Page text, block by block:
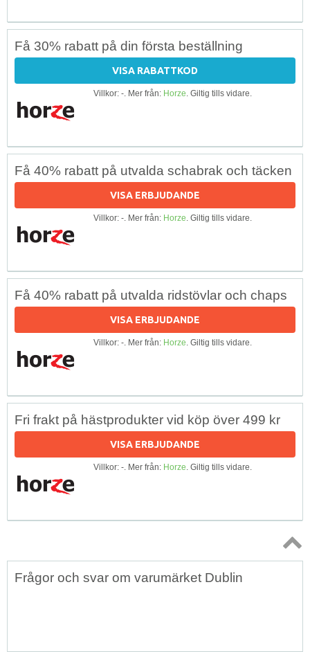
Få 30% rabatt på din första beställning
VISA RABATTKOD
Villkor: -. Mer från: Horze. Giltig tills vidare.
Få 40% rabatt på utvalda schabrak och täcken
VISA ERBJUDANDE
Villkor: -. Mer från: Horze. Giltig tills vidare.
Få 40% rabatt på utvalda ridstövlar och chaps
VISA ERBJUDANDE
Villkor: -. Mer från: Horze. Giltig tills vidare.
Fri frakt på hästprodukter vid köp över 499 kr
VISA ERBJUDANDE
Villkor: -. Mer från: Horze. Giltig tills vidare.
Topp
Frågor och svar om varumärket Dublin